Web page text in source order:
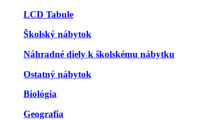
LCD Tabule
Školský nábytok
Náhradné diely k školskému nábytku
Ostatný nábytok
Biológia
Geografia